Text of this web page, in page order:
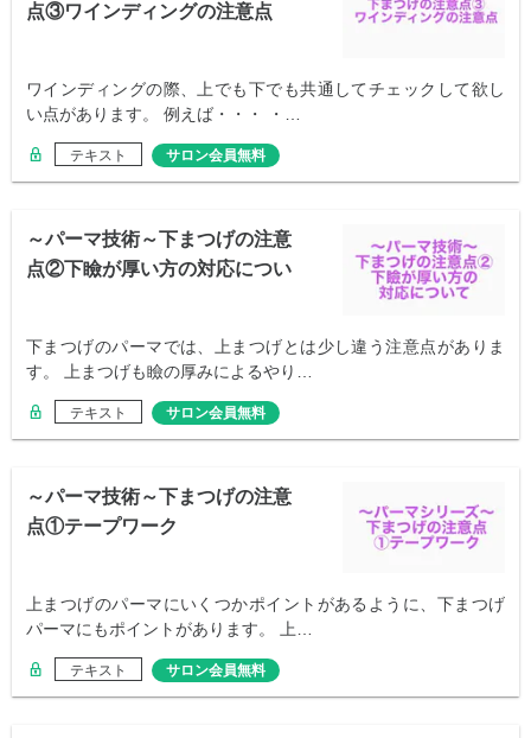
点③ワインディングの注意点
ワインディングの際、上でも下でも共通してチェックして欲し
い点があります。 例えば・・・ ・…
テキスト サロン会員無料
～パーマ技術～下まつげの注意
点②下瞼が厚い方の対応につい
下まつげのパーマでは、上まつげとは少し違う注意点がありま
す。 上まつげも瞼の厚みによるやり…
テキスト サロン会員無料
～パーマ技術～下まつげの注意
点①テープワーク
上まつげのパーマにいくつかポイントがあるように、下まつげ
パーマにもポイントがあります。 上…
テキスト サロン会員無料